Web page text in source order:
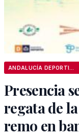
Presencia
regata de
remo en